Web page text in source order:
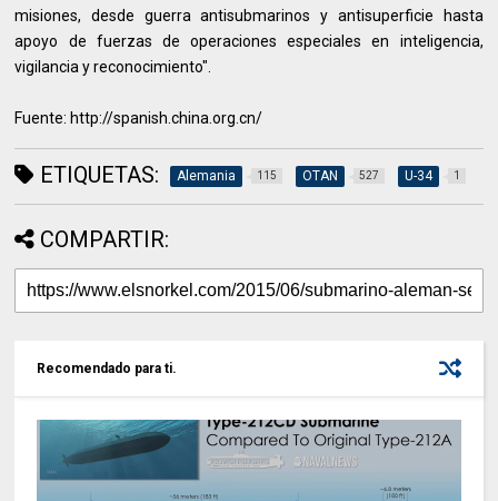
misiones, desde guerra antisubmarinos y antisuperficie hasta
apoyo de fuerzas de operaciones especiales en inteligencia,
vigilancia y reconocimiento".
Fuente: http://spanish.china.org.cn/
ETIQUETAS: Alemania 115 OTAN 527 U-34 1
COMPARTIR:
Recomendado para ti.